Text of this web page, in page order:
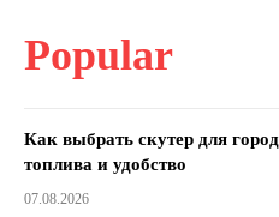
Popular
Как выбрать скутер для
топлива и удобство
07.08.2026